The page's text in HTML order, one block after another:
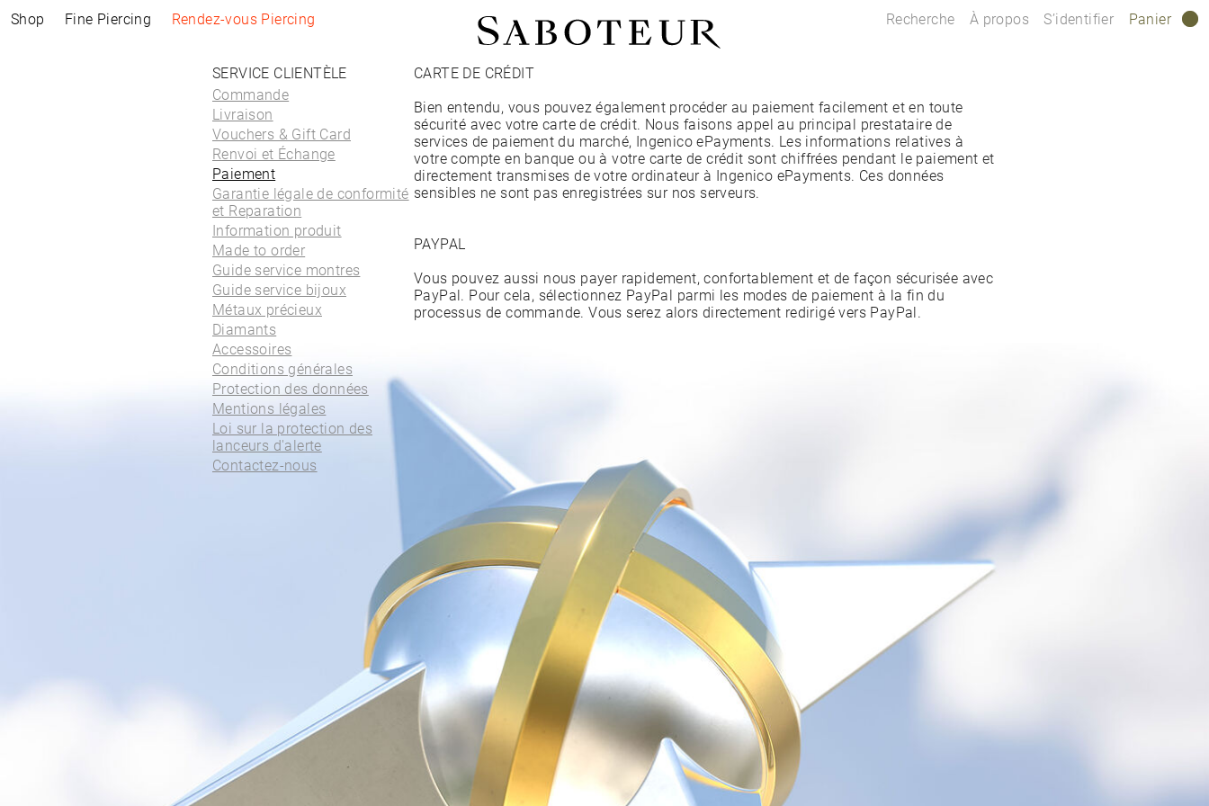
Shop Fine Piercing Rendez-vous Piercing Recherche À propos S’identifier Panier
Produits
TOUS LES PRODUITS
ACCESSOIRES
MONTRES
BIJOUX
BRACELETS & JONCS
BRACELETS FINS
BAGUES
ALLIANCES
CHAÎNES
COLLIERS FINS
PENDENTIFS & CHAÎNE
DE CORPS
CLOUS D'OREILLES
BOUCLES D'OREILLES
CRÉOLES
BASIC
TOUS LES PIERCINGS
Acheter par Style
TOUS LES PIERCINGS
WHITE DIAMONDS
ROUND STONES
COLEURS
CRÉOLES
CLICKER
HIGH-END
SOLITAIRE
SYMBOLS
EAR CHAIN
PIERCING TUBE
Acheter par Type
LOBE
HÉLIX
CONQUE
FLAT
TRAGUS
ANTI-HÉLIX
SEPTUM
ANTI-TRAGUS
SERVICE CLIENTÈLE
Commande
Livraison
Vouchers & Gift Card
Renvoi et Échange
Paiement
Garantie légale de conformité
et Reparation
Information produit
Made to order
Guide service montres
Guide service bijoux
Métaux précieux
Diamants
Accessoires
Conditions générales
Protection des données
Mentions légales
Loi sur la protection des
lanceurs d'alerte
Contactez-nous
CARTE DE CRÉDIT
Bien entendu, vous pouvez également procéder au paiement facilement et en toute
sécurité avec votre carte de crédit. Nous faisons appel au principal prestataire de
services de paiement du marché, Ingenico ePayments. Les informations relatives à
votre compte en banque ou à votre carte de crédit sont chiffrées pendant le paiement et
directement transmises de votre ordinateur à Ingenico ePayments. Ces données
sensibles ne sont pas enregistrées sur nos serveurs.
PAYPAL
Vous pouvez aussi nous payer rapidement, confortablement et de façon sécurisée avec
PayPal. Pour cela, sélectionnez PayPal parmi les modes de paiement à la fin du
processus de commande. Vous serez alors directement redirigé vers PayPal.